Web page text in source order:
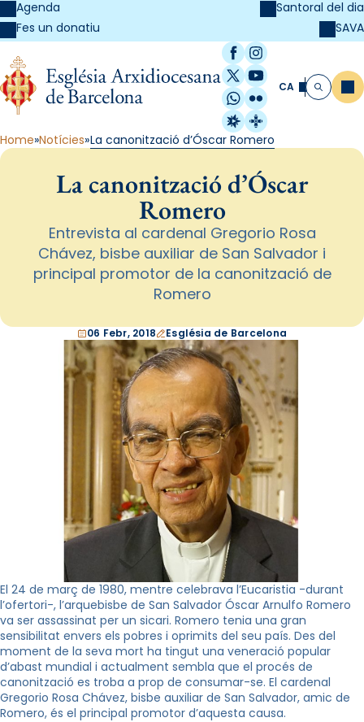
Agenda
Fes un donatiu
Santoral del dia
SAVA
Facebook
Instagram
X / Twitter
YouTube
WhatsApp
Flickr
Radio Estel
Catalunya
CA Cerca
Home Notícies La canonització d’Óscar Romero
La canonització d’Óscar
Romero
Entrevista al cardenal Gregorio Rosa
Chávez, bisbe auxiliar de San Salvador i
principal promotor de la canonització de
Romero
06 Febr, 2018 Església de Barcelona
El 24 de març de 1980, mentre celebrava l’Eucaristia -durant
l’ofertori-, l’arquebisbe de San Salvador Óscar Arnulfo Romero
va ser assassinat per un sicari. Romero tenia una gran
sensibilitat envers els pobres i oprimits del seu país. Des del
moment de la seva mort ha tingut una veneració popular
d’abast mundial i actualment sembla que el procés de
canonització es troba a prop de consumar-se. El cardenal
Gregorio Rosa Chávez, bisbe auxiliar de San Salvador, amic de
Romero, és el principal promotor d’aquesta causa.